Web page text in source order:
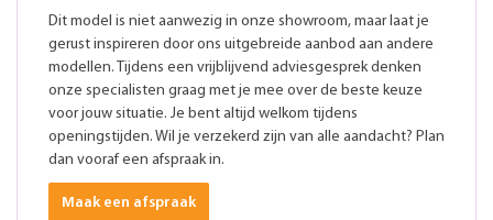
Dit model is niet aanwezig in onze showroom, maar laat je
gerust inspireren door ons uitgebreide aanbod aan andere
modellen. Tijdens een vrijblijvend adviesgesprek denken
onze specialisten graag met je mee over de beste keuze
voor jouw situatie. Je bent altijd welkom tijdens
openingstijden. Wil je verzekerd zijn van alle aandacht? Plan
dan vooraf een afspraak in.
Maak een afspraak